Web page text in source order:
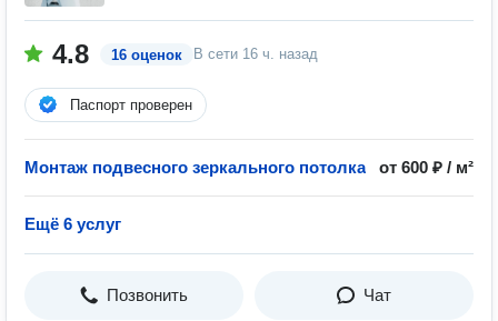
4.8 16 оценок В сети 16 ч. назад
Паспорт проверен
Монтаж подвесного зеркального потолка от 600 ₽ / м²
Ещё 6 услуг
Позвонить Чат